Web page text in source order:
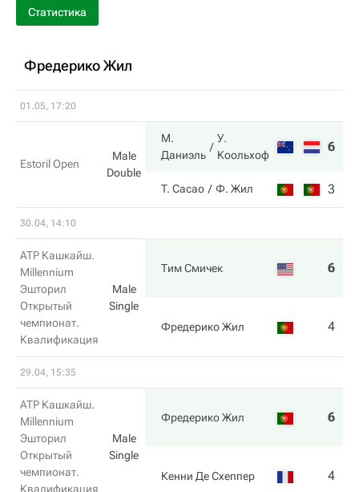
Статистика
Фредерико Жил
01.05, 17:20
Estoril Open
Male
Double
М.
Даниэль
У.
Коольхоф
6
T. Cacao Ф. Жил 3
30.04, 14:10
ATP Кашкайш.
Millennium
Эшторил
Открытый
чемпионат.
Квалификация
Male
Single
Тим Смичек 6
Фредерико Жил 4
29.04, 15:35
ATP Кашкайш.
Millennium
Эшторил
Открытый
чемпионат.
Квалификация
Male
Single
Фредерико Жил 6
Кенни Де Схеппер 4